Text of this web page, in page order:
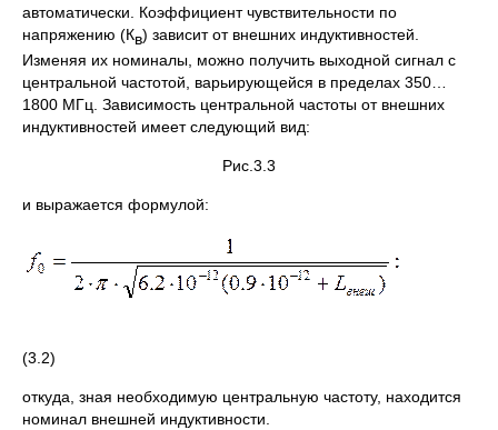
автоматически. Коэффициент чувствительности по
напряжению (Кв) зависит от внешних индуктивностей.
Изменяя их номиналы, можно получить выходной сигнал с
центральной частотой, варьирующейся в пределах 350…
1800 МГц. Зависимость центральной частоты от внешних
индуктивностей имеет следующий вид:
Рис.3.3
и выражается формулой:
(3.2)
откуда, зная необходимую центральную частоту, находится
номинал внешней индуктивности.